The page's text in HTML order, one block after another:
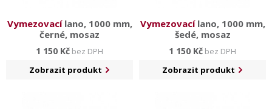
Vymezovacílano, 1000 mm,
černé, mosaz
1 150 Kč bez DPH
Zobrazit produkt
Vymezovacílano, 1000 mm,
šedé, mosaz
1 150 Kč bez DPH
Zobrazit produkt